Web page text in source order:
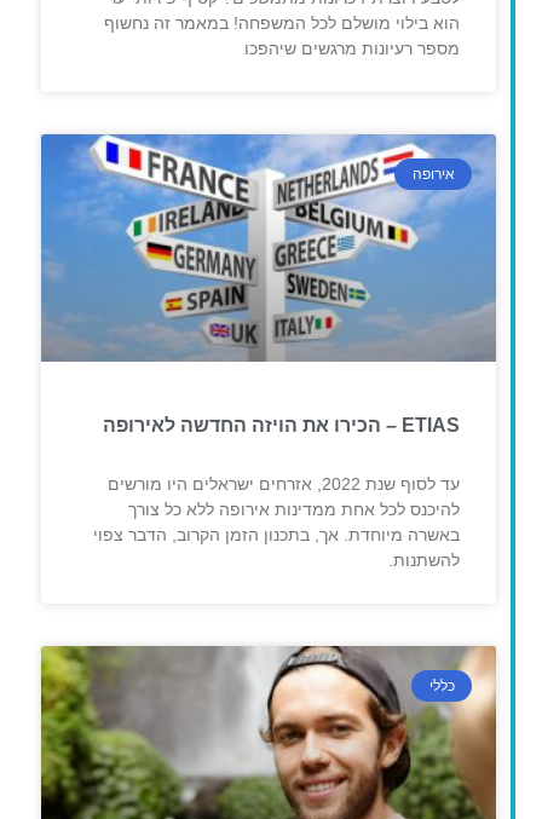
הוא בילוי מושלם לכל המשפחה! במאמר זה נחשוף
מספר רעיונות מרגשים שיהפכו
אירופה
ETIAS – הכירו את הויזה החדשה לאירופה
עד לסוף שנת 2022, אזרחים ישראלים היו מורשים
להיכנס לכל אחת ממדינות אירופה ללא כל צורך
באשרה מיוחדת. אך, בתכנון הזמן הקרוב, הדבר צפוי
להשתנות.
כללי